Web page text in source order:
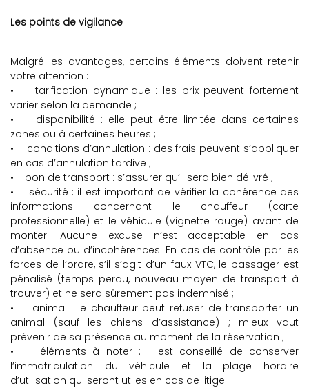
Les points de vigilance
Malgré les avantages, certains éléments doivent retenir
votre attention :
• tarification dynamique : les prix peuvent fortement
varier selon la demande ;
• disponibilité : elle peut être limitée dans certaines
zones ou à certaines heures ;
• conditions d’annulation : des frais peuvent s’appliquer
en cas d’annulation tardive ;
• bon de transport : s’assurer qu’il sera bien délivré ;
• sécurité : il est important de vérifier la cohérence des
informations concernant le chauffeur (carte
professionnelle) et le véhicule (vignette rouge) avant de
monter. Aucune excuse n’est acceptable en cas
d’absence ou d’incohérences. En cas de contrôle par les
forces de l’ordre, s’il s’agit d’un faux VTC, le passager est
pénalisé (temps perdu, nouveau moyen de transport à
trouver) et ne sera sûrement pas indemnisé ;
• animal : le chauffeur peut refuser de transporter un
animal (sauf les chiens d’assistance) ; mieux vaut
prévenir de sa présence au moment de la réservation ;
• éléments à noter : il est conseillé de conserver
l’immatriculation du véhicule et la plage horaire
d’utilisation qui seront utiles en cas de litige.